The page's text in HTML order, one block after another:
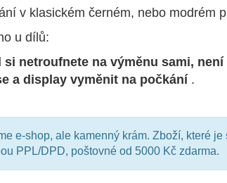
v klasickém černém, nebo modrém
u dílů:
si netroufnete na výměnu sami,
a display vyměnit na počkání .
e-shop, ale kamenný krám. Zboží, které
PPL/DPD, poštovné od 5000 Kč zdarma.